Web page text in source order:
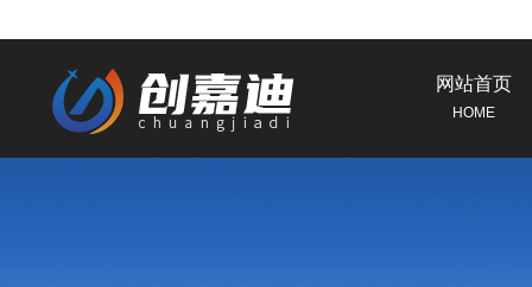
网站首页
HOME